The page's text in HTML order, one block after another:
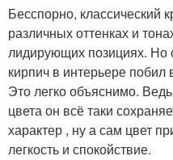
Бесспорно, классический
различных оттенках и
лидирующих позициях. Но
кирпич в интерьере
Это легко объяснимо.
цвета он всё таки
характер , ну а сам цвет
легкость и спокойствие.